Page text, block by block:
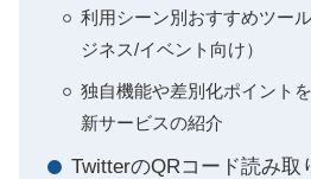
利用シーン別おすすめツー
ジネス/イベント向け）
独自機能や差別化ポイント
新サービスの紹介
TwitterのQRコード読み取